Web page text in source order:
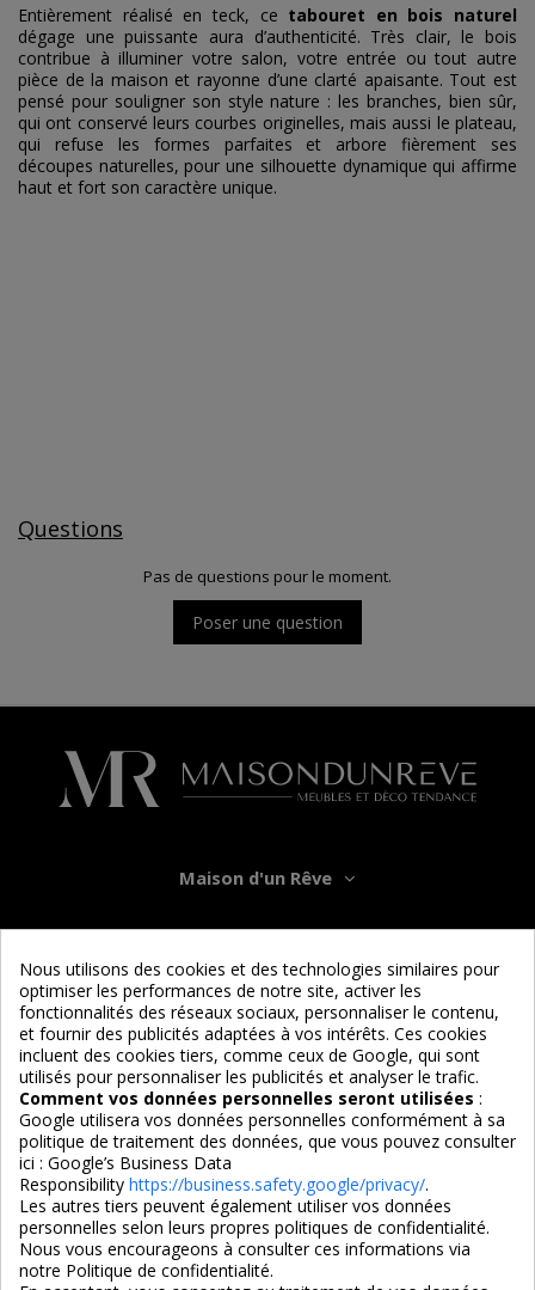
Entièrement réalisé en teck, ce tabouret en bois naturel
dégage une puissante aura d’authenticité. Très clair, le bois
contribue à illuminer votre salon, votre entrée ou tout autre
pièce de la maison et rayonne d’une clarté apaisante. Tout est
pensé pour souligner son style nature : les branches, bien sûr,
qui ont conservé leurs courbes originelles, mais aussi le plateau,
qui refuse les formes parfaites et arbore fièrement ses
découpes naturelles, pour une silhouette dynamique qui affirme
haut et fort son caractère unique.
Questions
Pas de questions pour le moment.
Poser une question
Maison d'un Rêve
Informations
Services
Nous suivre
4,7/5
Nous utilisons des cookies et des technologies similaires pour
optimiser les performances de notre site, activer les
fonctionnalités des réseaux sociaux, personnaliser le contenu,
et fournir des publicités adaptées à vos intérêts. Ces cookies
incluent des cookies tiers, comme ceux de Google, qui sont
utilisés pour personnaliser les publicités et analyser le trafic.
Comment vos données personnelles seront utilisées :
Google utilisera vos données personnelles conformément à sa
politique de traitement des données, que vous pouvez consulter
ici : Google’s Business Data
Responsibility https://business.safety.google/privacy/.
Les autres tiers peuvent également utiliser vos données
personnelles selon leurs propres politiques de confidentialité.
Nous vous encourageons à consulter ces informations via
notre Politique de confidentialité.